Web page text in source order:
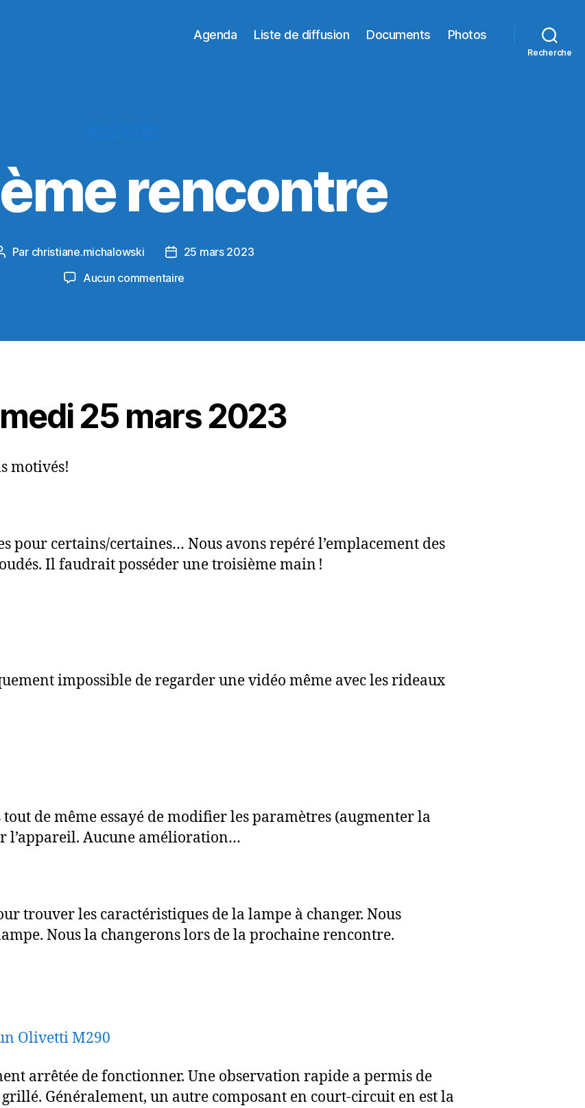
Agenda Liste de diffusion Documents Photos
Recherche
rencontre
Par christiane.michalowski
Date
l’article
25 mars 2023
Aucun commentaire
25 mars 2023
motivés!
pour certains/certaines… Nous avons repéré l’emplacement des
Il faudrait posséder une troisième main !
impossible de regarder une vidéo même avec les rideaux
de même essayé de modifier les paramètres (augmenter la
l’appareil. Aucune amélioration…
trouver les caractéristiques de la lampe à changer. Nous
Nous la changerons lors de la prochaine rencontre.
Olivetti M290
arrêtée de fonctionner. Une observation rapide a permis de
Généralement, un autre composant en court-circuit en est la